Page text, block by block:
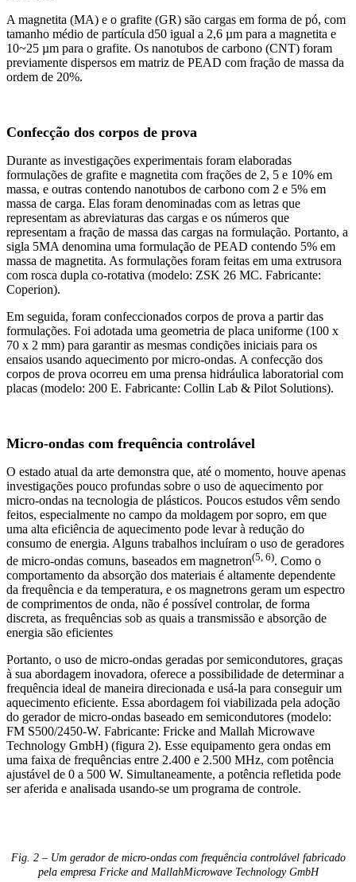
A magnetita (MA) e o grafite (GR) são cargas em forma de pó, com
tamanho médio de partícula d50 igual a 2,6 µm para a magnetita e
10~25 µm para o grafite. Os nanotubos de carbono (CNT) foram
previamente dispersos em matriz de PEAD com fração de massa da
ordem de 20%.
Confecção dos corpos de prova
Durante as investigações experimentais foram elaboradas
formulações de grafite e magnetita com frações de 2, 5 e 10% em
massa, e outras contendo nanotubos de carbono com 2 e 5% em
massa de carga. Elas foram denominadas com as letras que
representam as abreviaturas das cargas e os números que
representam a fração de massa das cargas na formulação. Portanto, a
sigla 5MA denomina uma formulação de PEAD contendo 5% em
massa de magnetita. As formulações foram feitas em uma extrusora
com rosca dupla co-rotativa (modelo: ZSK 26 MC. Fabricante:
Coperion).
Em seguida, foram confeccionados corpos de prova a partir das
formulações. Foi adotada uma geometria de placa uniforme (100 x
70 x 2 mm) para garantir as mesmas condições iniciais para os
ensaios usando aquecimento por micro-ondas. A confecção dos
corpos de prova ocorreu em uma prensa hidráulica laboratorial com
placas (modelo: 200 E. Fabricante: Collin Lab & Pilot Solutions).
Micro-ondas com frequência controlável
O estado atual da arte demonstra que, até o momento, houve apenas
investigações pouco profundas sobre o uso de aquecimento por
micro-ondas na tecnologia de plásticos. Poucos estudos vêm sendo
feitos, especialmente no campo da moldagem por sopro, em que
uma alta eficiência de aquecimento pode levar à redução do
consumo de energia. Alguns trabalhos incluíram o uso de geradores
de micro-ondas comuns, baseados em magnetron(5, 6). Como o
comportamento da absorção dos materiais é altamente dependente
da frequência e da temperatura, e os magnetrons geram um espectro
de comprimentos de onda, não é possível controlar, de forma
discreta, as frequências sob as quais a transmissão e absorção de
energia são eficientes
Portanto, o uso de micro-ondas geradas por semicondutores, graças
à sua abordagem inovadora, oferece a possibilidade de determinar a
frequência ideal de maneira direcionada e usá-la para conseguir um
aquecimento eficiente. Essa abordagem foi viabilizada pela adoção
do gerador de micro-ondas baseado em semicondutores (modelo:
FM S500/2450-W. Fabricante: Fricke and Mallah Microwave
Technology GmbH) (figura 2). Esse equipamento gera ondas em
uma faixa de frequências entre 2.400 e 2.500 MHz, com potência
ajustável de 0 a 500 W. Simultaneamente, a potência refletida pode
ser aferida e analisada usando-se um programa de controle.
Fig. 2 – Um gerador de micro-ondas com frequência controlável fabricado
pela empresa Fricke and MallahMicrowave Technology GmbH